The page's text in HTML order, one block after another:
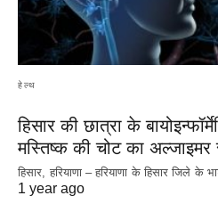
हेल्थ
हिसार की छात्रा के
मस्तिष्क की चोट का
हिसार, हरियाणा – हरियाणा के हिसार जिले के
1 year ago